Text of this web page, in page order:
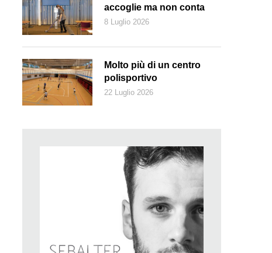
accoglie ma non conta
8 Luglio 2026
Molto più di un centro
polisportivo
22 Luglio 2026